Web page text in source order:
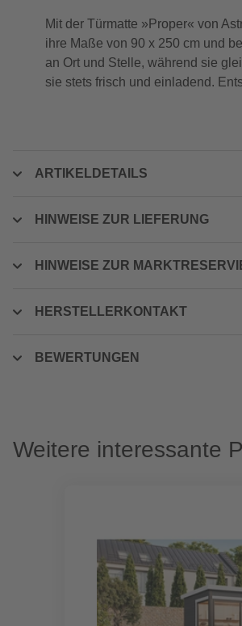
Mit der Türmatte »Proper« von
ihre Maße von 90 x 250 cm und
an Ort und Stelle, während sie
sie stets frisch und einladend.
ARTIKELDETAILS
HINWEISE ZUR LIEFERUNG
HINWEISE ZUR
HERSTELLERKONTAKT
BEWERTUNGEN
Weitere interessante